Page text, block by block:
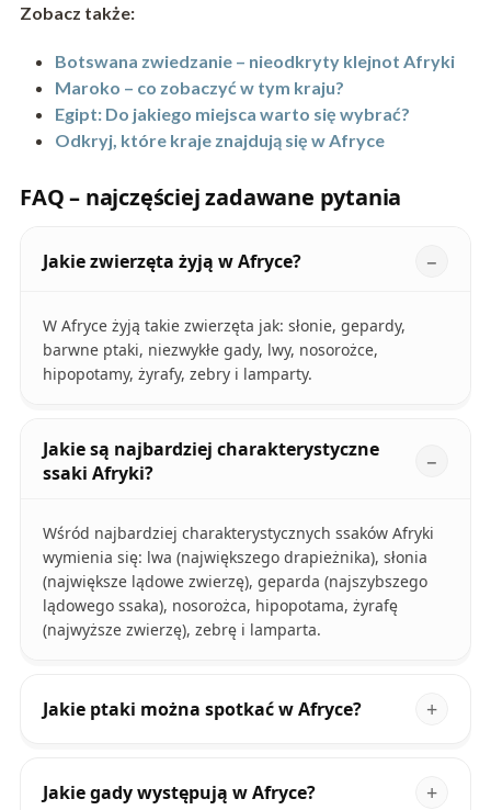
Zobacz także:
Botswana zwiedzanie – nieodkryty klejnot Afryki
Maroko – co zobaczyć w tym kraju?
Egipt: Do jakiego miejsca warto się wybrać?
Odkryj, które kraje znajdują się w Afryce
FAQ – najczęściej zadawane pytania
Jakie zwierzęta żyją w Afryce?
W Afryce żyją takie zwierzęta jak: słonie, gepardy,
barwne ptaki, niezwykłe gady, lwy, nosorożce,
hipopotamy, żyrafy, zebry i lamparty.
Jakie są najbardziej charakterystyczne
ssaki Afryki?
Wśród najbardziej charakterystycznych ssaków Afryki
wymienia się: lwa (największego drapieżnika), słonia
(największe lądowe zwierzę), geparda (najszybszego
lądowego ssaka), nosorożca, hipopotama, żyrafę
(najwyższe zwierzę), zebrę i lamparta.
Jakie ptaki można spotkać w Afryce?
Jakie gady występują w Afryce?